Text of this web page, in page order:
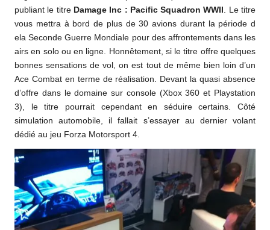
publiant le titre Damage Inc : Pacific Squadron WWII . Le titre
vous mettra à bord de plus de 30 avions durant la période d
ela Seconde Guerre Mondiale pour des affrontements dans les
airs en solo ou en ligne. Honnêtement, si le titre offre quelques
bonnes sensations de vol, on est tout de même bien loin d’un
Ace Combat en terme de réalisation. Devant la quasi absence
d’offre dans le domaine sur console (Xbox 360 et Playstation
3), le titre pourrait cependant en séduire certains. Côté
simulation automobile, il fallait s’essayer au dernier volant
dédié au jeu Forza Motorsport 4.